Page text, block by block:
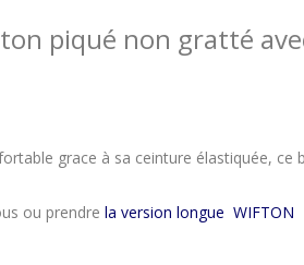
piqué non gratté
grace à sa ceinture élastiquée,
ou prendre la version longue WIFTON